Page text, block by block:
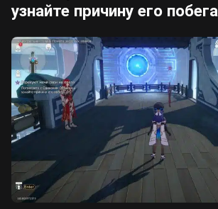
узнайте причину его побега